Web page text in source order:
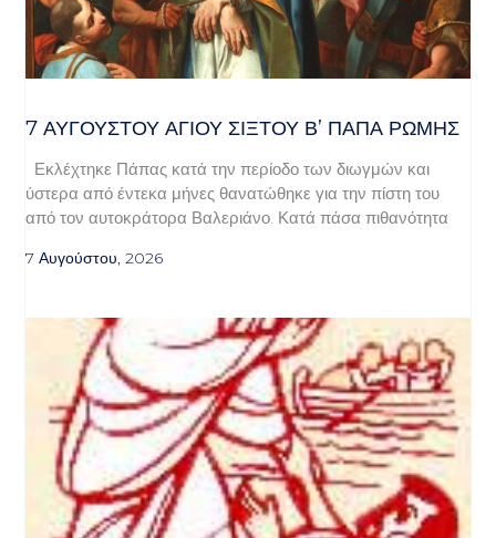
7 ΑΥΓΟΥΣΤΟΥ ΑΓΙΟΥ ΣΙΞΤΟΥ Β’ ΠΑΠΑ ΡΩΜΗΣ
Εκλέχτηκε Πάπας κατά την περίοδο των διωγμών και
ύστερα από έντεκα μήνες θανατώθηκε για την πίστη του
από τον αυτοκράτορα Βαλεριάνο. Κατά πάσα πιθανότητα
7 Αυγούστου, 2026